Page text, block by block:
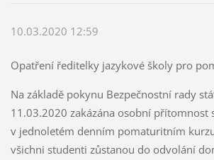
10.03.2020 12:59
Opatření ředitelky jazykové školy pro
Na základě pokynu Bezpečnostní rady
11.03.2020 zakázána osobní přítomnost
v jednoletém denním pomaturitním
všichni studenti zůstanou do odvolání